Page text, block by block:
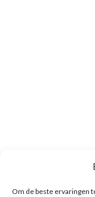
Om de beste ervaringen